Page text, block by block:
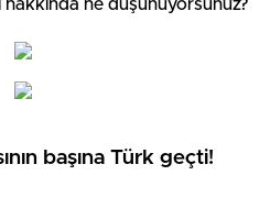
ne düşünüyorsunuz?
başına Türk geçti!